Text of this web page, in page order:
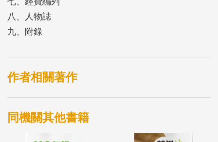
八、人物誌
九、附錄
作者相關著作
同機關其他書籍